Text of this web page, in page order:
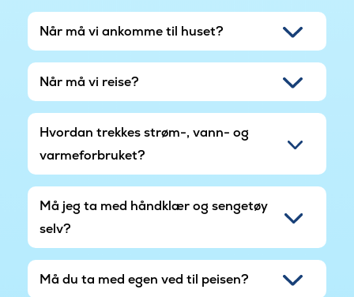
Når må vi ankomme til huset?
Når må vi reise?
Hvordan trekkes strøm-, vann- og
varmeforbruket?
Må jeg ta med håndklær og sengetøy
selv?
Må du ta med egen ved til peisen?